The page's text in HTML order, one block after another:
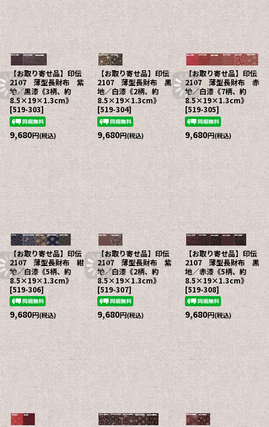
【お取り寄せ品】印伝
2107 薄型長財布 紫
地／黒漆《3柄、約
8.5×19×1.3cm》
[519-303]
9,680円(税込)
【お取り寄せ品】印伝
2107 薄型長財布 黒
地／白漆《2柄、約
8.5×19×1.3cm》
[519-304]
9,680円(税込)
【お取り寄せ品】印伝
2107 薄型長財布 赤
地／白漆《7柄、約
8.5×19×1.3cm》
[519-305]
9,680円(税込)
【お取り寄せ品】印伝
2107 薄型長財布 紺
地／白漆《5柄、約
8.5×19×1.3cm》
[519-306]
9,680円(税込)
【お取り寄せ品】印伝
2107 薄型長財布 紫
地／白漆《2柄、約
8.5×19×1.3cm》
[519-307]
9,680円(税込)
【お取り寄せ品】印伝
2107 薄型長財布 黒
地／赤漆《5柄、約
8.5×19×1.3cm》
[519-308]
9,680円(税込)